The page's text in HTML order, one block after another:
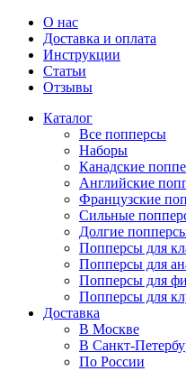
О нас
Доставка и оплата
Инструкции
Статьи
Отзывы
Каталог
Все попперсы
Наборы
Канадcкие
Английские
Французские
Сильные
Долгие
Попперсы для
Попперсы для
Попперсы для
Попперсы для
Доставка
В Москве
В Санкт-
По России